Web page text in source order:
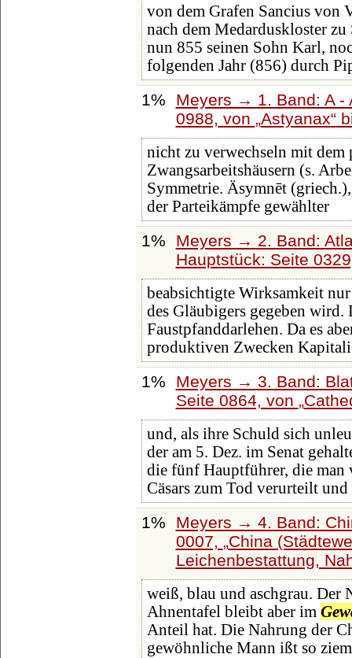
von dem Grafen Sancius von
nach dem Medarduskloster
nun 855 seinen Sohn Karl,
folgenden Jahr (856) durch
1%
Meyers → 1. Band: A -
0988, von Astyanax
nicht zu verwechseln mit
Zwangsarbeitshäusern (s.
Symmetrie. Äsymnēt
der Parteikämpfe gewählter
1%
Meyers → 2. Band:
Hauptstück: Seite
beabsichtigte Wirksamkeit
des Gläubigers gegeben wird.
Faustpfanddarlehen. Da es
produktiven Zwecken
1%
Meyers → 3. Band:
Seite 0864, von
und, als ihre Schuld sich
der am 5. Dez. im Senat
die fünf Hauptführer, die man
Cäsars zum Tod verurteilt
1%
Meyers → 4. Band:
0007,
China
Leichenbestattung,
weiß, blau und aschgrau. Der
Ahnentafel bleibt aber im
Anteil hat. Die Nahrung der
gewöhnliche Mann ißt so